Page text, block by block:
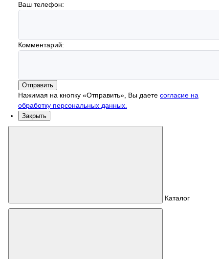
Ваш телефон:
Комментарий:
Отправить
Нажимая на кнопку «Отправить», Вы даете согласие на
обработку персональных данных.
Закрыть
Каталог